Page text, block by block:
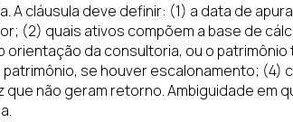
A cláusula deve definir: (1) a data de
(2) quais ativos compõem a base de
orientação da consultoria, ou o
patrimônio, se houver escalonamento; (4)
que não geram retorno. Ambiguidade em